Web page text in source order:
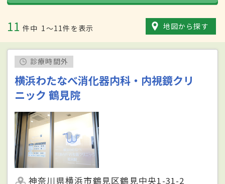
11 件中 1〜11件を表示 地図から探す
診療時間外
横浜わたなべ消化器内科・内視鏡クリ
ニック 鶴見院
神奈川県横浜市鶴見区鶴見中央1-31-2